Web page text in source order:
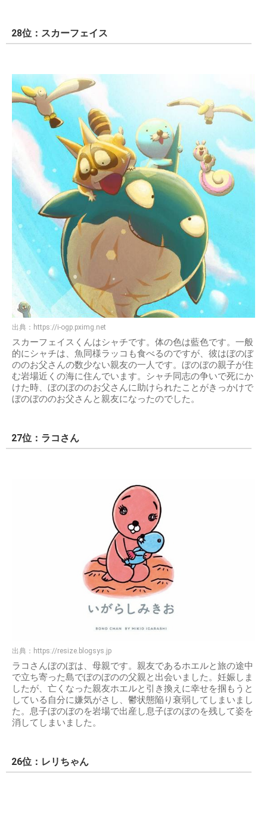
28位：スカーフェイス
出典： https://i-ogp.pximg.net
スカーフェイスくんはシャチです。体の色は藍色です。一般
的にシャチは、魚同様ラッコも食べるのですが、彼はぼのぼ
ののお父さんの数少ない親友の一人です。ぼのぼの親子が住
む岩場近くの海に住んでいます。シャチ同志の争いで死にか
けた時、ぼのぼののお父さんに助けられたことがきっかけで
ぼのぼののお父さんと親友になったのでした。
27位：ラコさん
出典： https://resize.blogsys.jp
ラコさんぼのぼは、母親です。親友であるホエルと旅の途中
で立ち寄った島でぼのぼのの父親と出会いました。妊娠しま
したが、亡くなった親友ホエルと引き換えに幸せを掴もうと
している自分に嫌気がさし、鬱状態陥り衰弱してしまいまし
た。息子ぼのぼのを岩場で出産し息子ぼのぼのを残して姿を
消してしまいました。
26位：レリちゃん